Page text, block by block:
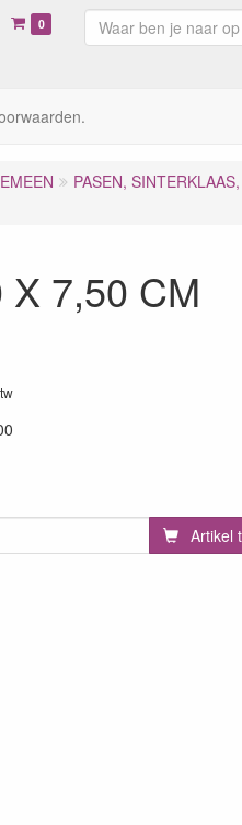
0
PASEN,
7,50 CM
Artikel